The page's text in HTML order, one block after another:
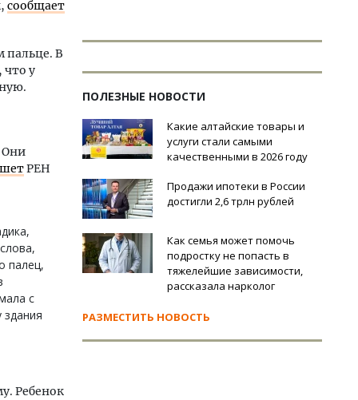
сообщает
пальце. В
что у
Они
РЕН
палец,
с
Ребенок
ПОЛЕЗНЫЕ НОВОСТИ
Какие алтайские товары и
услуги стали самыми
качественными в 2026 году
Продажи ипотеки в России
достигли 2,6 трлн рублей
Как семья может помочь
подростку не попасть в
тяжелейшие зависимости,
рассказала нарколог
РАЗМЕСТИТЬ НОВОСТЬ